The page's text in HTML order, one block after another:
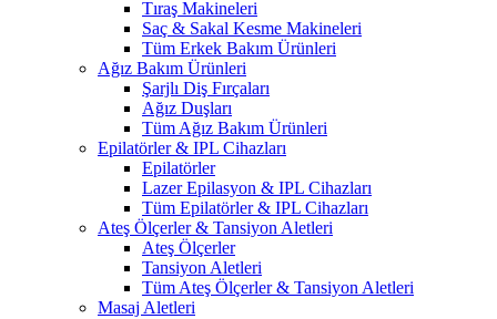
Tıraş Makineleri
Saç & Sakal Kesme Makineleri
Tüm Erkek Bakım Ürünleri
Ağız Bakım Ürünleri
Şarjlı Diş Fırçaları
Ağız Duşları
Tüm Ağız Bakım Ürünleri
Epilatörler & IPL Cihazları
Epilatörler
Lazer Epilasyon & IPL Cihazları
Tüm Epilatörler & IPL Cihazları
Ateş Ölçerler & Tansiyon Aletleri
Ateş Ölçerler
Tansiyon Aletleri
Tüm Ateş Ölçerler & Tansiyon Aletleri
Masaj Aletleri